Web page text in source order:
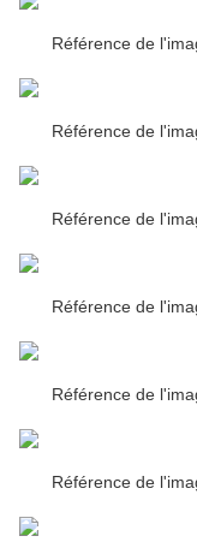
Référence de
Référence de
Référence de
Référence de
Référence de
Référence de